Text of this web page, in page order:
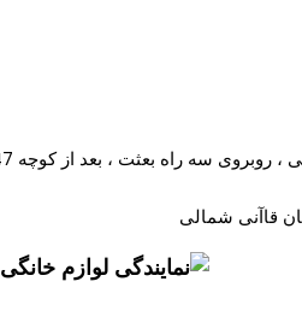
، روبروی سه راه بعثت ، بعد از کوچه 47
قاآنی شمالی